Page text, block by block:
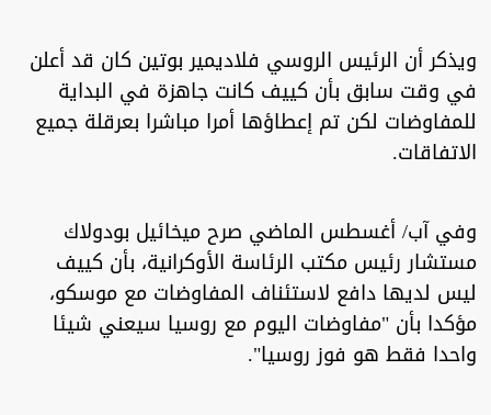
ويذكر أن الرئيس الروسي فلاديمير بوتين كان قد أعلن
في وقت سابق بأن كييف كانت جاهزة في البداية
للمفاوضات لكن تم إعطاؤها أمرا مباشرا بعرقلة جميع
الاتفاقات.
وفي آب/ أغسطس الماضي صرح ميخائيل بودولاك
مستشار رئيس مكتب الرئاسة الأوكرانية، بأن كييف
ليس لديها دافع لاستئناف المفاوضات مع موسكو،
مؤكدا بأن "مفاوضات اليوم مع روسيا سيعني شيئا
واحدا فقط هو فوز روسيا".